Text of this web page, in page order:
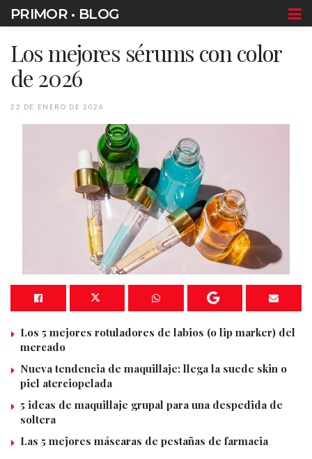
PRIMOR • BLOG
Los mejores sérums con color
de 2026
22 DE ENERO DE 2026
Los 5 mejores rotuladores de labios (o lip marker) del
mercado
Nueva tendencia de maquillaje: llega la suede skin o
piel aterciopelada
5 ideas de maquillaje grupal para una despedida de
soltera
Las 5 mejores máscaras de pestañas de farmacia